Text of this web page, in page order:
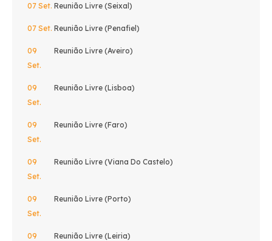
07 Set. Reunião Livre (Seixal)
07 Set. Reunião Livre (Penafiel)
09
Set.
Reunião Livre (Aveiro)
09
Set.
Reunião Livre (Lisboa)
09
Set.
Reunião Livre (Faro)
09
Set.
Reunião Livre (Viana Do Castelo)
09
Set.
Reunião Livre (Porto)
09
Reunião Livre (Leiria)